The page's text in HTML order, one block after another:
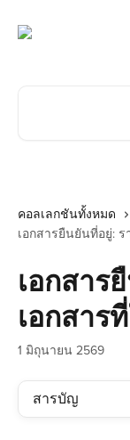
คอลเลกชันทั้งหมด
เอกสารยืนยันที่อยู่:
เอกสาร
เอกสาร
1 มิถุนายน 2569
สารบัญ